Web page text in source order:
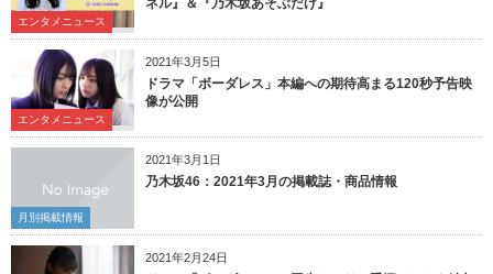
エンタメニュース
ネル』＆『乃木坂あそぶだけ』
2021年3月5日
エンタメニュース
ドラマ「ボーダレス」本編への期待高まる120秒予告映
像が公開
2021年3月1日
月別掲載情報
乃木坂46：2021年3月の掲載誌・商品情報
2021年2月24日